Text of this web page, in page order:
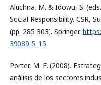
Aluchna, M. & Idowu, S.
Social Responsibility. CSR,
(pp. 285-303). Springer.
39089-5_15
Porter, M. E. (2008).
análisis de los sectores